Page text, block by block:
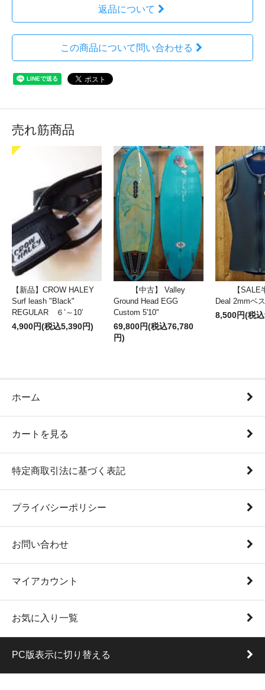
返品について
この商品について問い合わせる
売れ筋商品
【新品】CROW HALEY
Surf leash "Black"
REGULAR ６’～10’
4,900円(税込5,390円)
【中古】 Valley
Ground Head EGG
Custom 5'10"
69,800円(税込76,780
円)
【SALE
Deal 2mmベ
8,500円(税
ホーム
カートを見る
特定商取引法に基づく表記
プライバシーポリシー
お問い合わせ
マイアカウント
お気に入り一覧
PC版表示に切り替える